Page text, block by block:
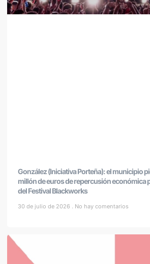
González (Iniciativa Porteña): el municipio
millón de euros de repercusión económica
del Festival Blackworks
30 de julio de 2026 No hay comentarios